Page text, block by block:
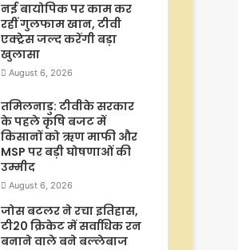
नई बायोपिक पर काम कर
रहीं गुलफाम खान, टीवी
एक्ट्रेस जल्द करेंगी बड़ा
खुलासा
August 6, 2026
तमिलनाडु: टीवीके सरकार
के पहले कृषि बजट में
किसानों को ऋण माफी और
MSP पर बड़ी घोषणाओं की
उम्मीद
August 6, 2026
जोस बटलर ने रचा इतिहास,
टी20 क्रिकेट में सर्वाधिक रन
बनाने वाले बने बल्लेबाज